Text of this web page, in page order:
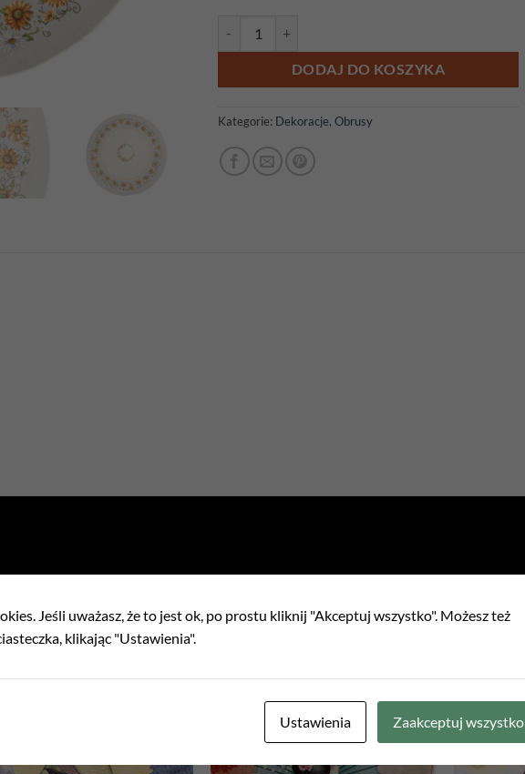
DODAJ DO KOSZYKA
Kategorie: Dekoracje, Obrusy
wishlist
wishlist
Jeśli uważasz, że to jest ok, po prostu kliknij "Akceptuj wszystko". Możesz też
klikając "Ustawienia".
Ustawienia Zaakceptuj wszystko